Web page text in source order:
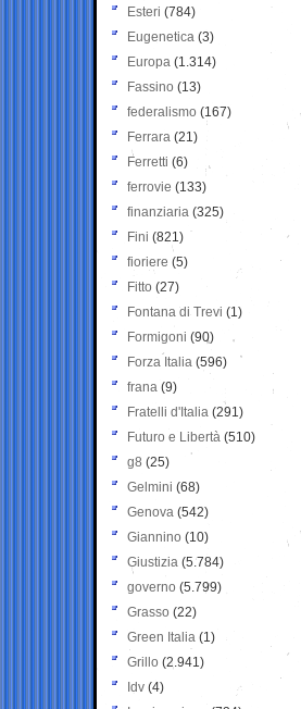
Esteri (784)
Eugenetica (3)
Europa (1.314)
Fassino (13)
federalismo (167)
Ferrara (21)
Ferretti (6)
ferrovie (133)
finanziaria (325)
Fini (821)
fioriere (5)
Fitto (27)
Fontana di Trevi (1)
Formigoni (90)
Forza Italia (596)
frana (9)
Fratelli d'Italia (291)
Futuro e Libertà (510)
g8 (25)
Gelmini (68)
Genova (542)
Giannino (10)
Giustizia (5.784)
governo (5.799)
Grasso (22)
Green Italia (1)
Grillo (2.941)
Idv (4)